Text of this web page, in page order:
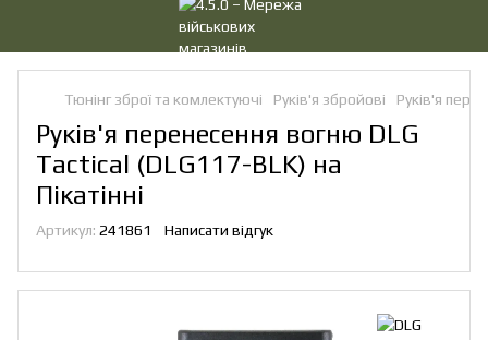
Тюнінг зброї та комлектуючі Руків'я збройові Руків'я
Руків'я перенесення вогню DLG
Tactical (DLG117-BLK) на
Пікатінні
Артикул: 241861 Написати відгук